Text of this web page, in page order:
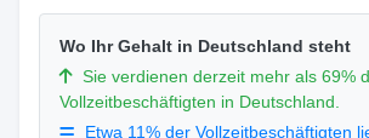
Wo Ihr Gehalt in Deutschland steht
Sie verdienen derzeit mehr als 69%
Vollzeitbeschäftigten in Deutschland.
Etwa 11% der Vollzeitbeschäftigten